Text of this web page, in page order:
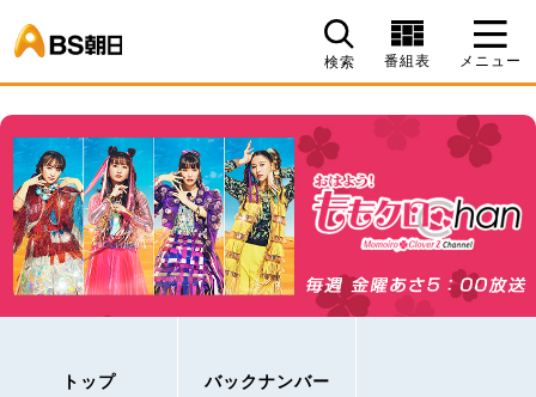
検索 番組表 メニュー
トップ バックナンバー